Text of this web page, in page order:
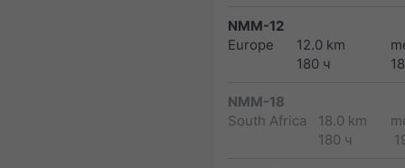
NMM-12
Europe
12.0 km
180 ч
NMM-18
South Africa
18.0 km
180 ч